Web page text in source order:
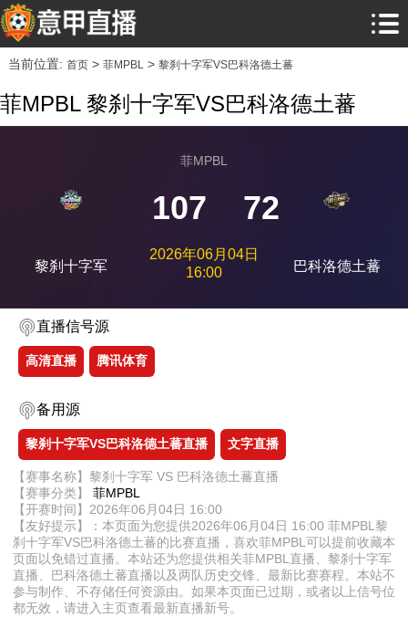
当前位置: 首页> 菲MPBL > 黎刹十字军VS巴科洛德土蕃
菲MPBL 黎刹十字军VS巴科洛德土蕃
黎刹十字军
菲MPBL
107 72
2026年06月04日
16:00
巴科洛德土蕃
直播信号源
高清直播 腾讯体育
备用源
黎刹十字军VS巴科洛德土蕃直播 文字直播
【赛事名称】黎刹十字军 VS 巴科洛德土蕃直播
【赛事分类】 菲MPBL
【开赛时间】2026年06月04日 16:00
【友好提示】：本页面为您提供2026年06月04日 16:00 菲MPBL黎
刹十字军VS巴科洛德土蕃的比赛直播，喜欢菲MPBL可以提前收藏本
页面以免错过直播。本站还为您提供相关菲MPBL直播、黎刹十字军
直播、巴科洛德土蕃直播以及两队历史交锋、最新比赛赛程。本站不
参与制作、不存储任何资源由。如果本页面已过期，或者以上信号位
都无效，请进入主页查看最新直播新号。